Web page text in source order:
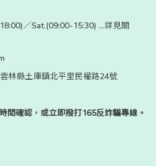
／Sat.(09:00-15:30) ...詳見關
林縣土庫鎮北平里民權路24號
間確認，或立即撥打165反詐騙專線。